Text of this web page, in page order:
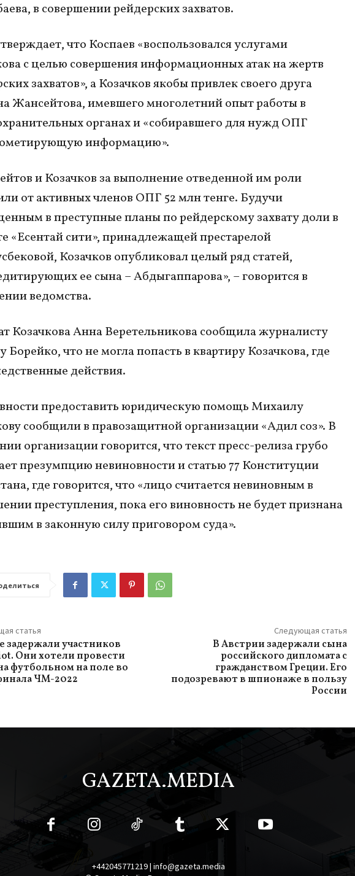
в совершении рейдерских захватов.
что Коспаев «воспользовался услугами
с целью совершения информационных атак на жертв
захватов», а Козачков якобы привлек своего друга
Жансейтова, имевшего многолетний опыт работы в
органах и «собиравшего для нужд ОПГ
информацию».
и Козачков за выполнение отведенной им роли
от активных членов ОПГ 52 млн тенге. Будучи
в преступные планы по рейдерскому захвату доли в
«Есентай сити», принадлежащей престарелой
Козачков опубликовал целый ряд статей,
ее сына – Абдыгаппарова», – говорится в
ведомства.
Козачкова Анна Веретельникова сообщила журналисту
Борейко, что не могла попасть в квартиру Козачкова, где
действия.
предоставить юридическую помощь Михаилу
сообщили в правозащитной организации «Адил соз». В
организации говорится, что текст пресс-релиза грубо
презумпцию невиновности и статью 77 Конституции
где говорится, что «лицо считается невиновным в
преступления, пока его виновность не будет признана
в законную силу приговором суда».
статья
задержали участников
Они хотели провести
футбольном на поле во
ЧМ-2022
Следующая статья
В Австрии задержали сына
российского дипломата с
гражданством Греции. Его
подозревают в шпионаже в пользу
России
GAZETA.MEDIA
+442045771219 | info@gazeta.media